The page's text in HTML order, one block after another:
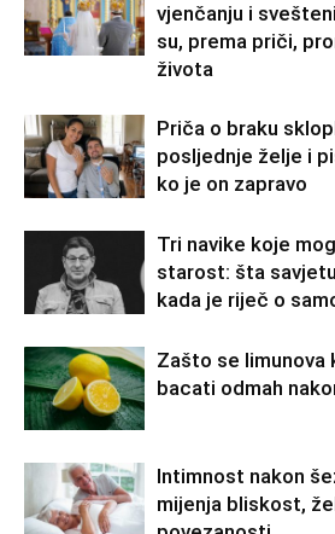
vjenčanju i
su, prema priči,
života
Priča o braku
posljednje želje i
ko je on zapravo
Tri navike koje
starost: šta
kada je riječ o
Zašto se limunova
bacati odmah
Intimnost nakon
mijenja bliskost,